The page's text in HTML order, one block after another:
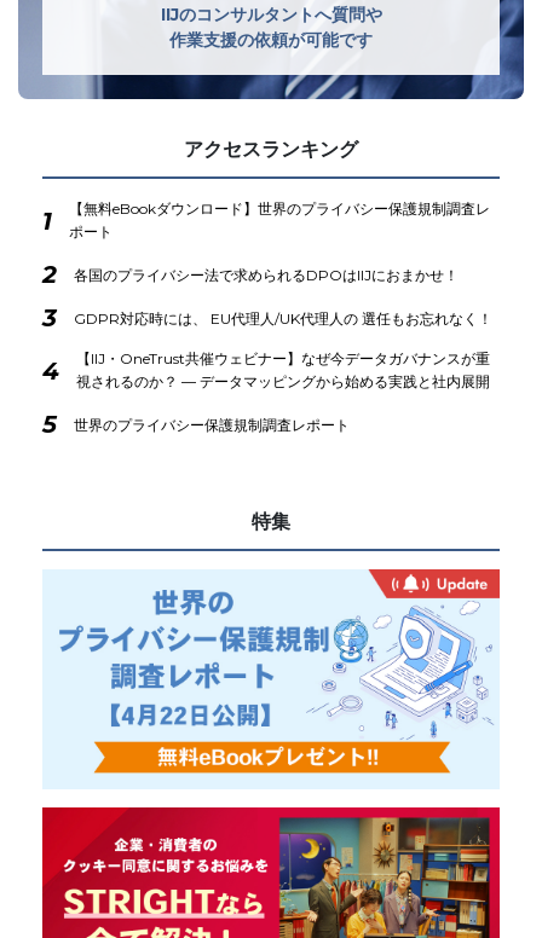
IIJのコンサルタントへ質問や
作業支援の依頼が可能です
アクセスランキング
1
【無料eBookダウンロード】世界のプライバシー保護規制調査レ
ポート
2 各国のプライバシー法で求められるDPOはIIJにおまかせ！
3 GDPR対応時には、 EU代理人/UK代理人の 選任もお忘れなく！
4
【IIJ・OneTrust共催ウェビナー】なぜ今データガバナンスが重
視されるのか？ ― データマッピングから始める実践と社内展開
5 世界のプライバシー保護規制調査レポート
特集